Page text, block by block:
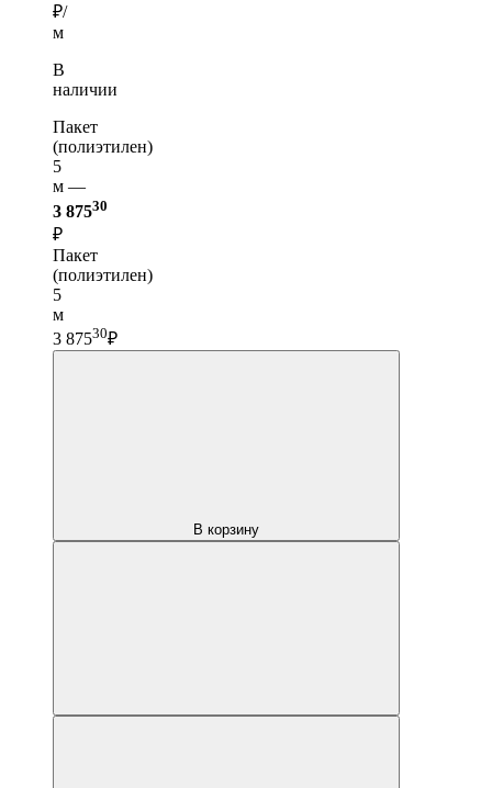
₽/
м
В
наличии
Пакет
(полиэтилен)
5
м —
3 87530
₽
Пакет
(полиэтилен)
5
м
3 87530₽
В корзину